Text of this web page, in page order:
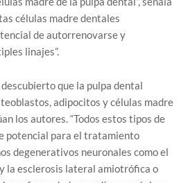
células madre dentales
de autorrenovarse y
linajes”.
que la pulpa dental
adipocitos y células madre
los autores. “Todos estos tipos de
potencial para el tratamiento
degenerativos neuronales como el
la esclerosis lateral amiotrófica o